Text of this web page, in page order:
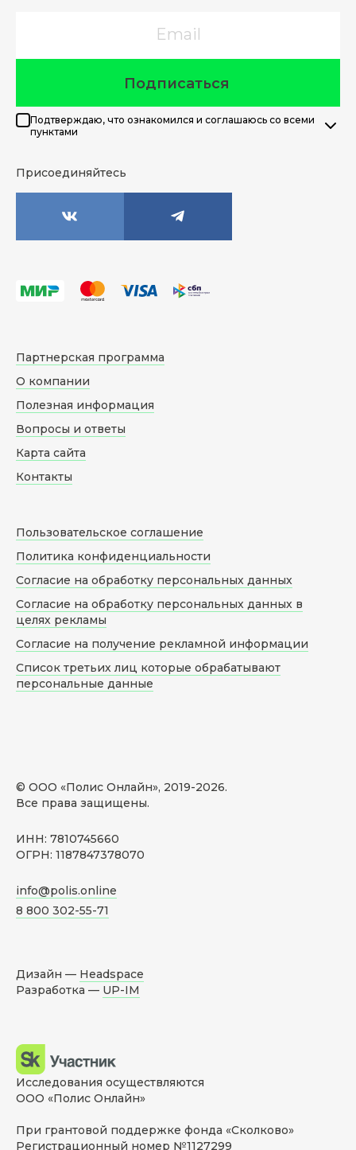
Подписаться
Подтверждаю, что ознакомился и соглашаюсь со всеми
пунктами
Присоединяйтесь
© ООО «Полис Онлайн», 2019-2026.
Все права защищены.
ИНН: 7810745660
ОГРН: 1187847378070
info@polis.online
8 800 302-55-71
Партнерская программа
О компании
Полезная информация
Вопросы и ответы
Карта сайта
Контакты
Пользовательское соглашение
Политика конфиденциальности
Согласие на обработку персональных данных
Согласие на обработку персональных данных в
целях рекламы
Согласие на получение рекламной информации
Список третьих лиц которые обрабатывают
персональные данные
Дизайн — Headspace
Разработка — UP-IM
Исследования осуществляются
ООО «Полис Онлайн»
При грантовой поддержке фонда «Сколково»
Регистрационный номер №1127299